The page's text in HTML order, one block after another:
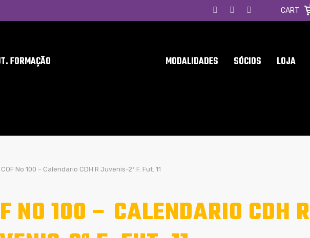
CART
FORMAÇÃO MODALIDADES SÓCIOS LOJA
COF No 100 – Calendario CDH R Juvenis-2ª F. Fut. 11
NO 100 – CALENDARIO CDH R